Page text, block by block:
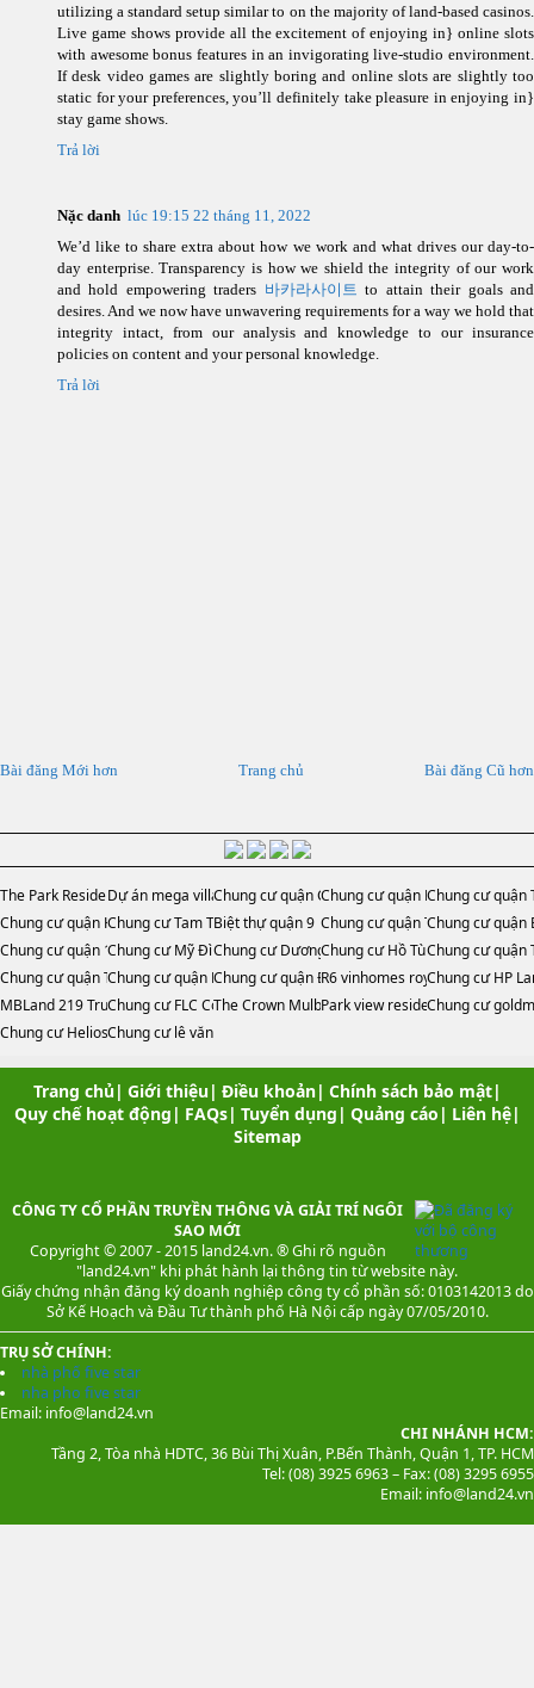
utilizing a standard setup similar to on the majority of land-based casinos.
Live game shows provide all the excitement of enjoying in} online slots
with awesome bonus features in an invigorating live-studio environment.
If desk video games are slightly boring and online slots are slightly too
static for your preferences, you’ll definitely take pleasure in enjoying in}
stay game shows.
Trả lời
Nặc danh lúc 19:15 22 tháng 11, 2022
We’d like to share extra about how we work and what drives our day-to-
day enterprise. Transparency is how we shield the integrity of our work
and hold empowering traders 바카라사이트 to attain their goals and
desires. And we now have unwavering requirements for a way we hold that
integrity intact, from our analysis and knowledge to our insurance
policies on content and your personal knowledge.
Trả lời
Bài đăng Mới hơn Bài đăng Cũ hơn
Trang chủ
The Park ResidenceDự án mega villageChung cư quận Cầu GiấyChung cư quận Hoàng Mai
Chung cư quận
Chung cư quận Hà ĐôngChung cư Tam TrinhBiệt thự quận 9 Chung cư quận Thủ Đức
Chung cư quận
Chung cư quận 1Chung cư Mỹ ĐìnhChung cư Dương NộiChung cư Hồ Tùng MậuChung cư quận
Chung cư quận Tây HồChung cư quận Long BiênChung cư quận Đống ĐaR6 vinhomes royal cityChung cư HP
MBLand 219 Trung KínhChung cư FLC ComplexThe Crown Mulberry LanePark view residenceChung cư
Chung cư Helios towerChung cư lê văn lương
Trang chủ| Giới thiệu| Điều khoản| Chính sách bảo mật|
Quy chế hoạt động | FAQs| Tuyển dụng | Quảng cáo | Liên hệ|
Sitemap
CÔNG TY CỔ PHẦN TRUYỀN THÔNG VÀ GIẢI TRÍ NGÔI
SAO MỚI
Copyright © 2007 - 2015 land24.vn. ® Ghi rõ nguồn
"land24.vn" khi phát hành lại thông tin từ website này.
Giấy chứng nhận đăng ký doanh nghiệp công ty cổ phần số: 0103142013 do
Sở Kế Hoạch và Đầu Tư thành phố Hà Nội cấp ngày 07/05/2010.
TRỤ SỞ CHÍNH:
nhà phố five star
nha pho five star
Email: info@land24.vn
CHI NHÁNH HCM:
Tầng 2, Tòa nhà HDTC, 36 Bùi Thị Xuân, P.Bến Thành, Quận 1, TP. HCM
Tel: (08) 3925 6963 – Fax: (08) 3295 6955
Email: info@land24.vn